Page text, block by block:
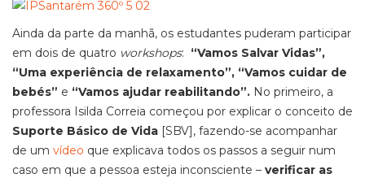
Ainda da parte da manhã, os estudantes puderam participar
em dois de quatro workshops: “Vamos Salvar Vidas”,
“Uma experiência de relaxamento”, “Vamos cuidar de
bebés” e “Vamos ajudar reabilitando”. No primeiro, a
professora Isilda Correia começou por explicar o conceito de
Suporte Básico de Vida [SBV], fazendo-se acompanhar
de um vídeo que explicava todos os passos a seguir num
caso em que a pessoa esteja inconsciente – verificar as